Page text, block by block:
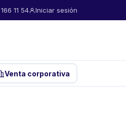
11 54 Iniciar sesión
Venta corporativa